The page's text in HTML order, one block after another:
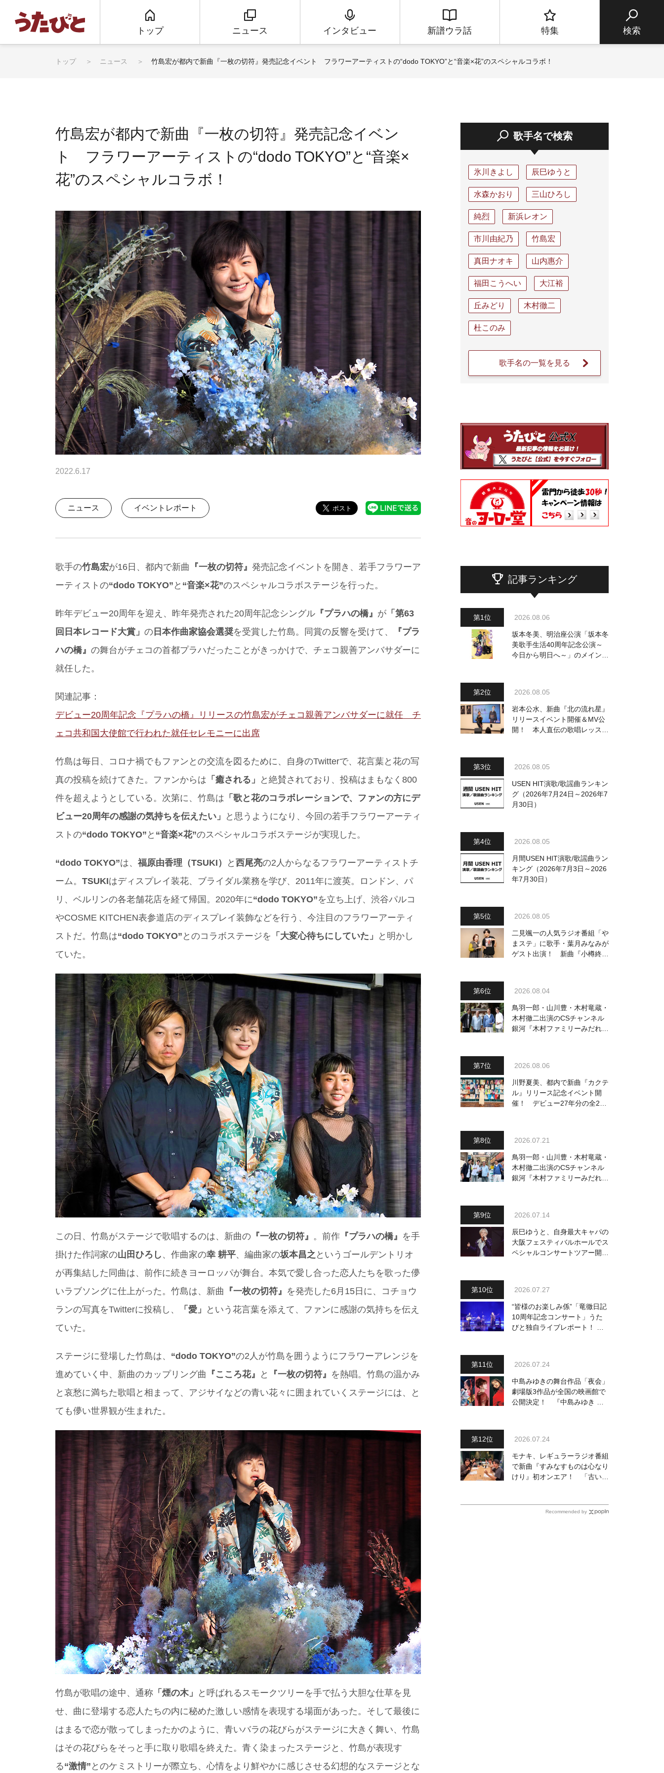
トップ ニュース インタビュー 新譜ウラ話 特集 検索
トップ ニュース 竹島宏が都内で新曲『一枚の切符』発売記念イベント フラワーアーティストの“dodo TOKYO”と“音楽×花”のスペシャルコラボ！
竹島宏が都内で新曲『一枚の切符』発売記念イベン
ト フラワーアーティストの“dodo TOKYO”と“音楽×
花”のスペシャルコラボ！
2022.6.17
ニュース イベントレポート
歌手の竹島宏が16日、都内で新曲 『一枚の切符』 発売記念イベントを開き、若手フラワーア
ーティストの“dodo TOKYO” と “音楽×花”のスペシャルコラボステージを行った。
昨年デビュー20周年を迎え、昨年発売された20周年記念シングル 『プラハの橋』 が 「第63
回日本レコード大賞」 の 日本作曲家協会選奨を受賞した竹島。同賞の反響を受けて、
『プラ
ハの橋』 の舞台がチェコの首都プラハだったことがきっかけで、チェコ親善アンバサダーに
就任した。
関連記事：
デビュー20周年記念『プラハの橋』リリースの竹島宏がチェコ親善アンバサダーに就任 チ
ェコ共和国大使館で行われた就任セレモニーに出席
竹島は毎日、コロナ禍でもファンとの交流を図るために、自身のTwitterで、花言葉と花の写
真の投稿を続けてきた。ファンからは 「癒される」
と絶賛されており、投稿はまもなく800
件を超えようとしている。次第に、竹島は 「歌と花のコラボレーションで、ファンの方にデ
ビュー20周年の感謝の気持ちを伝えたい」
と思うようになり、今回の若手フラワーアーティ
ストの“dodo TOKYO” と “音楽×花”のスペシャルコラボステージが実現した。
“dodo TOKYO”は、 福原由香理（TSUKI） と 西尾亮の2人からなるフラワーアーティストチ
ーム。 TSUKIはディスプレイ装花、ブライダル業務を学び、2011年に渡英。ロンドン、パ
リ、ベルリンの各老舗花店を経て帰国。2020年に“dodo TOKYO”を立ち上げ、渋谷パルコ
やCOSME KITCHEN表参道店のディスプレイ装飾などを行う、今注目のフラワーアーティ
ストだ。竹島は“dodo TOKYO” とのコラボステージを 「大変心待ちにしていた」
と明かし
ていた。
この日、竹島がステージで歌唱するのは、新曲の 『一枚の切符』 。前作 『プラハの橋』 を手
掛けた作詞家の山田ひろし 、作曲家の幸 耕平、編曲家の坂本昌之 というゴールデントリオ
が再集結した同曲は、前作に続きヨーロッパが舞台。本気で愛し合った恋人たちを歌った儚
いラブソングに仕上がった。竹島は、新曲 『一枚の切符』 を発売した6月15日に、コチョウ
ランの写真をTwitterに投稿し、
「愛」
という花言葉を添えて、ファンに感謝の気持ちを伝え
ていた。
ステージに登場した竹島は、 “dodo TOKYO”の2人が竹島を囲うようにフラワーアレンジを
進めていく中、新曲のカップリング曲 『こころ花』 と 『一枚の切符』 を熱唱。竹島の温かみ
と哀愁に満ちた歌唱と相まって、アジサイなどの青い花々に囲まれていくステージには、と
ても儚い世界観が生まれた。
竹島が歌唱の途中、通称 「煙の木」
と呼ばれるスモークツリーを手で払う大胆な仕草を見
せ、曲に登場する恋人たちの内に秘めた激しい感情を表現する場面があった。そして最後に
はまるで恋が散ってしまったかのように、青いバラの花びらがステージに大きく舞い、竹島
はその花びらをそっと手に取り歌唱を終えた。青く染まったステージと、竹島が表現す
る“激情” とのケミストリーが際立ち、心情をより鮮やかに感じさせる幻想的なステージとな
歌手名で検索
氷川きよし 辰巳ゆうと
水森かおり 三山ひろし
純烈 新浜レオン
市川由紀乃 竹島宏
真田ナオキ 山内惠介
福田こうへい 大江裕
丘みどり 木村徹二
杜このみ
歌手名の一覧を見る
記事ランキング
2026.08.06
坂本冬美、明治座公演「坂本冬
美歌手生活40周年記念公演～
今日から明日へ～」のメインビ
2026.08.05
岩本公水、新曲『北の流れ星』
リリースイベント開催＆MV公
開！ 本人直伝の歌唱レッスン
2026.08.05
USEN HIT演歌/歌謡曲ランキン
グ（2026年7月24日～2026年7
月30日）
2026.08.05
月間USEN HIT演歌/歌謡曲ラン
キング（2026年7月3日～2026
年7月30日）
2026.08.05
二見颯一の人気ラジオ番組「や
まステ」に歌手・葉月みなみが
ゲスト出演！ 新曲『小樽終着
2026.08.04
鳥羽一郎・山川豊・木村竜蔵・
木村徹二出演のCSチャンネル
銀河『木村ファミリーみだれ旅
2026.08.06
川野夏美、都内で新曲『カクテ
ル』リリース記念イベント開
催！ デビュー27年分の全280
2026.07.21
鳥羽一郎・山川豊・木村竜蔵・
木村徹二出演のCSチャンネル
銀河『木村ファミリーみだれ旅
2026.07.14
辰巳ゆうと、自身最大キャパの
大阪フェスティバルホールでス
ペシャルコンサートツアー開
2026.07.27
“皆様のお楽しみ係”「竜徹日記
10周年記念コンサート」うた
びと独自ライブレポート！ 即
2026.07.24
中島みゆきの舞台作品「夜会」
劇場版3作品が全国の映画館で
公開決定！ 『中島みゆき 劇
2026.07.24
モナキ、レギュラーラジオ番組
で新曲『すみなすものは心なり
けり』初オンエア！ 「古い言
Recommended by